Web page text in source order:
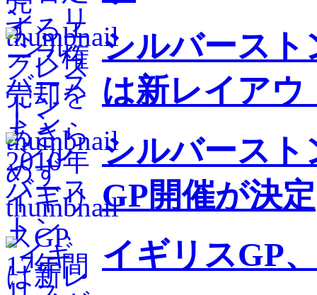
シルバースト
は新レイアウ
シルバースト
GP開催が決定
イギリスGP